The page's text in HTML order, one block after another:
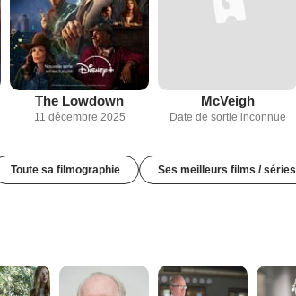
The Lowdown
11 décembre 2025
McVeigh
Date de sortie inconnue
Toute sa filmographie Ses meilleurs films / séries